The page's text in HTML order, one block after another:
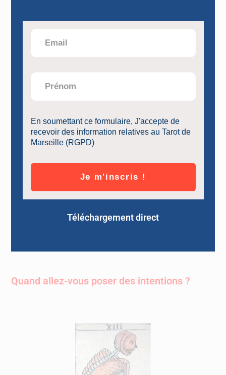
Lorsque votre intention se porte sur un état
et vous allez directement à l’essentiel. Vous
La vie alors vous comblera de ses bienfaits.
Elle vous enverra des situations qui vous
transporteront dans les états intérieurs que
Quand allez-vous poser des intentions ?
En soumettant ce formulaire, J'accepte de
recevoir des information relatives au Tarot de
Marseille (RGPD)
Je m'inscris !
Téléchargement direct